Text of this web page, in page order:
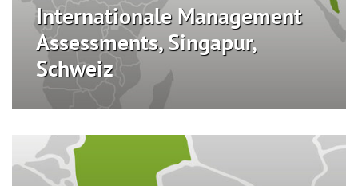
Internationale Management
Assessments, Singapur,
Schweiz